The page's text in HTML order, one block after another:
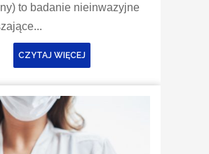
to badanie nieinwazyjne
CZYTAJ WIĘCEJ